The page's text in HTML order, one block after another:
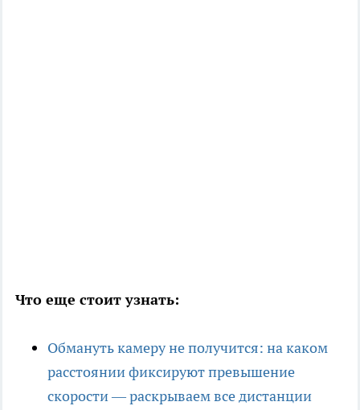
Что еще стоит узнать:
Обмануть камеру не получится: на каком
расстоянии фиксируют превышение
скорости — раскрываем все дистанции